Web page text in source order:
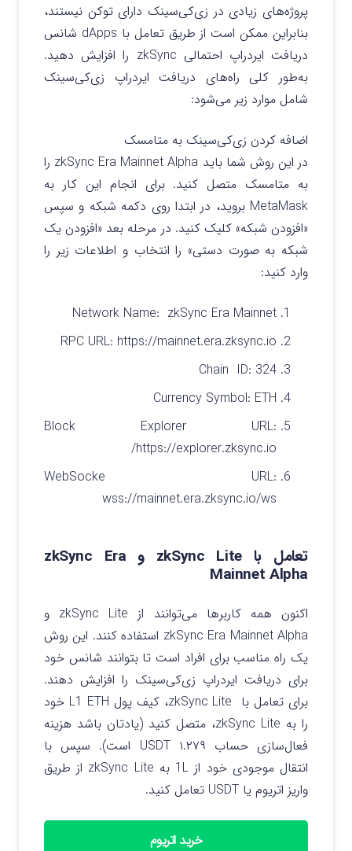
پروژه‌های زیادی در زی‌کی‌سینک دارای توکن نیستند،
بنابراین ممکن است از طریق تعامل با dApps شانس
دریافت ایردراپ احتمالی zkSync را افزایش دهید.
به‌طور کلی راه‌های دریافت ایردراپ زی‌کی‌سینک
شامل موارد زیر می‌شود:
اضافه کردن زی‌کی‌سینک به متامسک
در این روش شما باید zkSync Era Mainnet Alpha را
به متامسک متصل کنید. برای انجام این کار به
MetaMask بروید، در ابتدا روی دکمه شبکه و سپس
«افزودن شبکه» کلیک کنید. در مرحله بعد «افزودن یک
شبکه به صورت دستی» را انتخاب و اطلاعات زیر را
وارد کنید:
Network Name: zkSync Era Mainnet
RPC URL: https://mainnet.era.zksync.io
Chain ID: 324
Currency Symbol: ETH
Block Explorer URL:
https://explorer.zksync.io/
WebSocke URL:
wss://mainnet.era.zksync.io/ws
تعامل با zkSync Lite و zkSync Era
Mainnet Alpha
اکنون همه کاربرها می‌توانند از zkSync Lite و
zkSync Era Mainnet Alpha استفاده کنند. این روش
یک راه مناسب برای افراد است تا بتوانند شانس خود
برای دریافت ایردراپ زی‌کی‌سینک را افزایش دهند.‌
برای تعامل با zkSync Lite، کیف پول L1 ETH خود
را به zkSync Lite، متصل کنید (یادتان باشد هزینه
فعال‌سازی حساب ۱.۲۷۹ USDT است). سپس با
انتقال موجودی خود از 1L به zkSync Lite از طریق
واریز اتریوم یا USDT تعامل کنید.
خرید اتریوم